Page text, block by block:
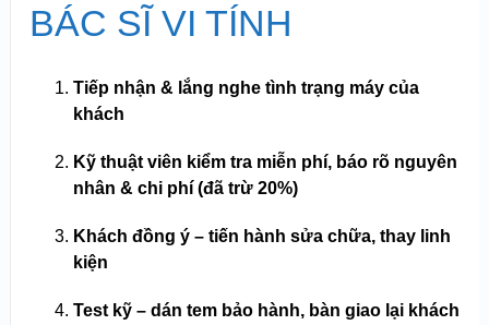
BÁC SĨ VI TÍNH
Tiếp nhận & lắng nghe tình trạng máy của
khách
Kỹ thuật viên kiểm tra miễn phí, báo rõ nguyên
nhân & chi phí (đã trừ 20%)
Khách đồng ý – tiến hành sửa chữa, thay linh
kiện
Test kỹ – dán tem bảo hành, bàn giao lại khách